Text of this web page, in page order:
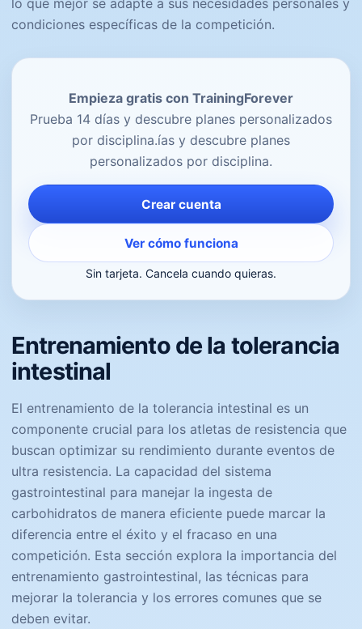
lo que mejor se adapte a sus necesidades personales y
condiciones específicas de la competición.
Empieza gratis con TrainingForever
Prueba 14 días y descubre planes personalizados
por disciplina.ías y descubre planes
personalizados por disciplina.
Crear cuenta
Ver cómo funciona
Sin tarjeta. Cancela cuando quieras.
Entrenamiento de la tolerancia
intestinal
El entrenamiento de la tolerancia intestinal es un
componente crucial para los atletas de resistencia que
buscan optimizar su rendimiento durante eventos de
ultra resistencia. La capacidad del sistema
gastrointestinal para manejar la ingesta de
carbohidratos de manera eficiente puede marcar la
diferencia entre el éxito y el fracaso en una
competición. Esta sección explora la importancia del
entrenamiento gastrointestinal, las técnicas para
mejorar la tolerancia y los errores comunes que se
deben evitar.